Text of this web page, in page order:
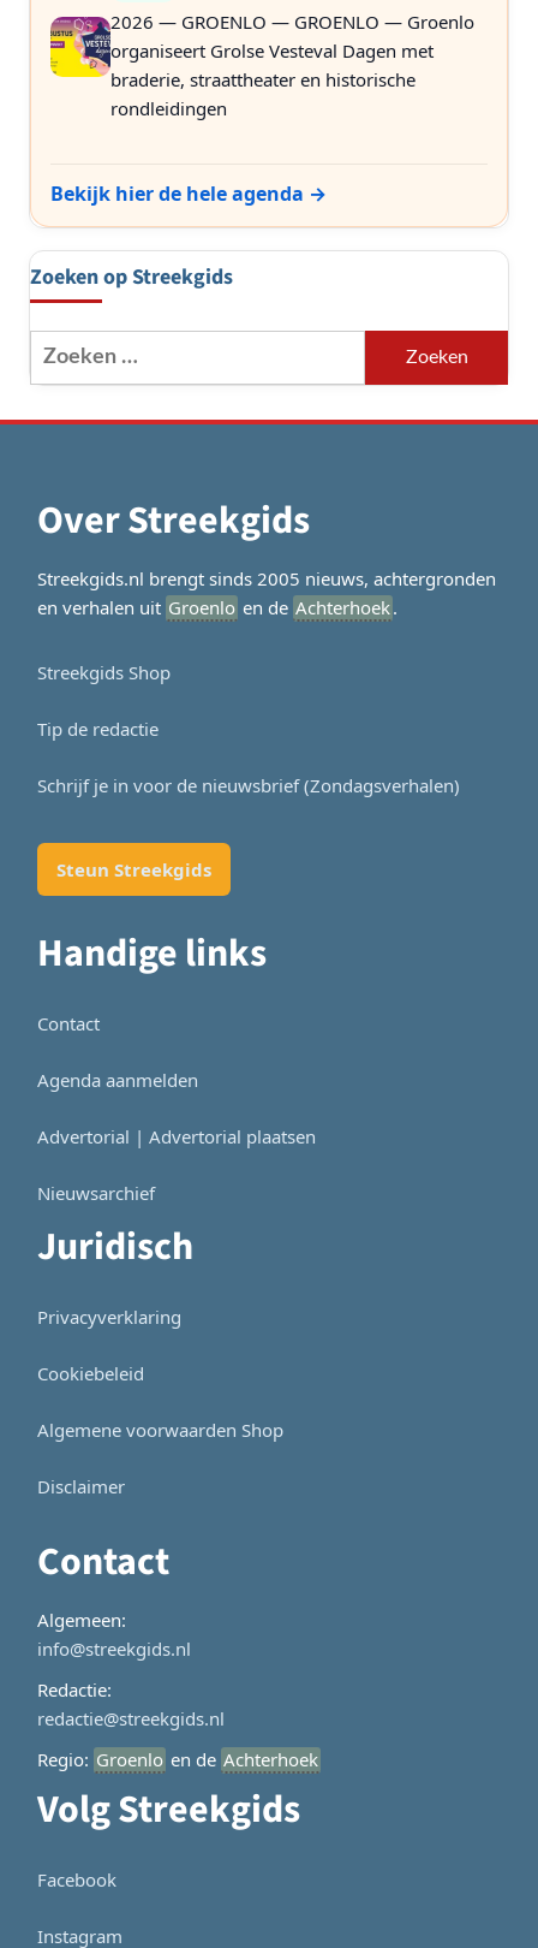
2026 — GROENLO — GROENLO — Groenlo
organiseert Grolse Vesteval Dagen met
braderie, straattheater en historische
rondleidingen
Bekijk hier de hele agenda →
Zoeken op Streekgids
Zoeken
naar:
Over Streekgids
Streekgids.nl brengt sinds 2005 nieuws, achtergronden
en verhalen uit Groenlo en de Achterhoek.
Streekgids Shop
Tip de redactie
Schrijf je in voor de nieuwsbrief (Zondagsverhalen)
Steun Streekgids
Handige links
Contact
Agenda aanmelden
Advertorial | Advertorial plaatsen
Nieuwsarchief
Juridisch
Privacyverklaring
Cookiebeleid
Algemene voorwaarden Shop
Disclaimer
Contact
Algemeen:
info@streekgids.nl
Redactie:
redactie@streekgids.nl
Regio: Groenlo en de Achterhoek
Volg Streekgids
Facebook
Instagram